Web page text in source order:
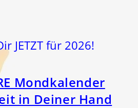
JETZT für 2026!
Mondkalender
in Deiner Hand